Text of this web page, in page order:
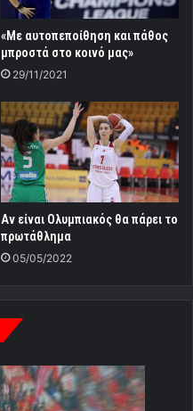
«Με αυτοπεποίθηση και πάθος
μπροστά στο κοινό μας»
29/11/2021
Αν είναι Ολυμπιακός θα πάρει το
πρωτάθλημα
05/05/2022